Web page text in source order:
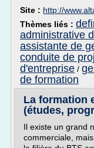
Site : http://
Thèmes liés :
administrative
assistante de
conduite de
d'entreprise /
de formation
La formation
(études,
Il existe un grand
commerciale,